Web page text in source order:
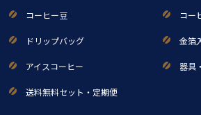
コーヒー豆 コー
ドリップバッグ 金箔
アイスコーヒー 器具
送料無料セット・定期便